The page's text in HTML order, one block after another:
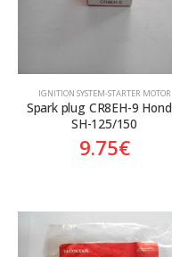
ΙGNITION SYSTEM-STARTER MOTOR
Spark plug CR8EH-9
SH-125/150
9.75€